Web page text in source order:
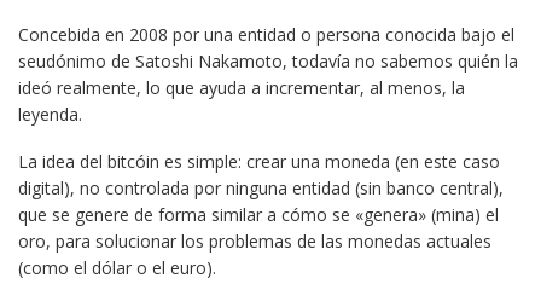
Concebida en 2008 por una entidad o persona conocida bajo el
seudónimo de Satoshi Nakamoto, todavía no sabemos quién la
ideó realmente, lo que ayuda a incrementar, al menos, la
leyenda.
La idea del bitcóin es simple: crear una moneda (en este caso
digital), no controlada por ninguna entidad (sin banco central),
que se genere de forma similar a cómo se «genera» (mina) el
oro, para solucionar los problemas de las monedas actuales
(como el dólar o el euro).